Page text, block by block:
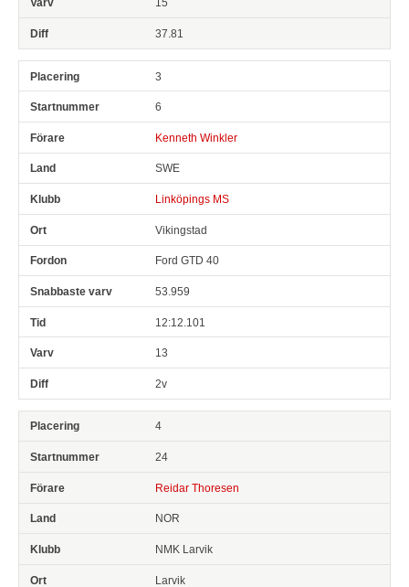
15
37.81
3
6
Kenneth Winkler
SWE
Linköpings MS
Vikingstad
Ford GTD 40
53.959
12:12.101
13
2v
4
24
Reidar Thoresen
NOR
NMK Larvik
Larvik